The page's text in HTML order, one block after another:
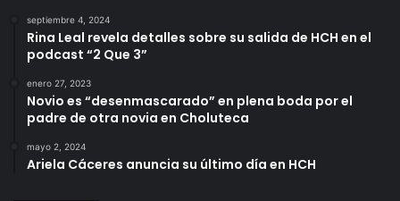
septiembre 4, 2024
Rina Leal revela detalles sobre su salida de HCH en el
podcast “2 Que 3”
enero 27, 2023
Novio es “desenmascarado” en plena boda por el
padre de otra novia en Choluteca
mayo 2, 2024
Ariela Cáceres anuncia su último día en HCH